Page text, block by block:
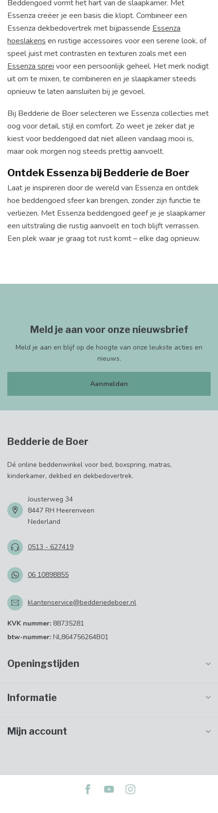
Beddengoed vormt het hart van de slaapkamer. Met
Essenza creëer je een basis die klopt. Combineer een
Essenza dekbedovertrek met bijpassende Essenza
hoeslakens en rustige accessoires voor een serene look, of
speel juist met contrasten en texturen zoals met een
Essenza sprei voor een persoonlijk geheel. Het merk nodigt
uit om te mixen, te combineren en je slaapkamer steeds
opnieuw te laten aansluiten bij je gevoel.
Bij Bedderie de Boer selecteren we Essenza collecties met
oog voor detail, stijl en comfort. Zo weet je zeker dat je
kiest voor beddengoed dat niet alleen vandaag mooi is,
maar ook morgen nog steeds prettig aanvoelt.
Ontdek Essenza bij Bedderie de Boer
Laat je inspireren door de wereld van Essenza en ontdek
hoe beddengoed sfeer kan brengen, zonder zijn functie te
verliezen. Met Essenza beddengoed geef je je slaapkamer
een uitstraling die rustig aanvoelt en toch blijft verrassen.
Een plek waar je graag tot rust komt – elke dag opnieuw.
Meld je aan voor onze nieuwsbrief
Meld je aan en blijf op de hoogte van onze leukste acties en
nieuws.
Aanmelden
Bedderie de Boer
Dé online beddenwinkel voor bed, boxspring, matras,
kinderkamer, dekbed en dekbedovertrek.
Jousterweg 34
8447 RH Heerenveen
Nederland
0513 - 627419
06 10898855
klantenservice@bedderiedeboer.nl
KVK nummer: 88735281
btw-nummer: NL864756264B01
Openingstijden
Informatie
Mijn account